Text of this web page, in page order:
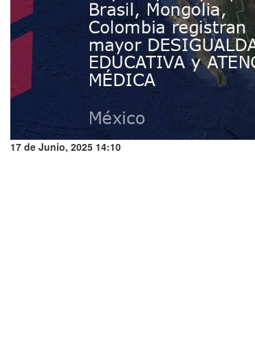
17 de Junio, 2025 14:10